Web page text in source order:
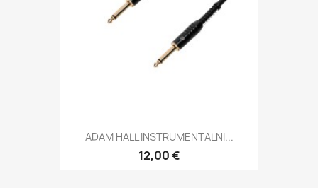
ADAM HALL INSTRUMENTALNI...
12,00 €